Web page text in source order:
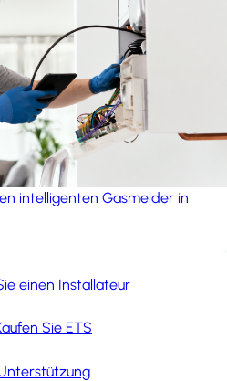
intelligenten Gasmelder in
einen Installateur
Sie ETS